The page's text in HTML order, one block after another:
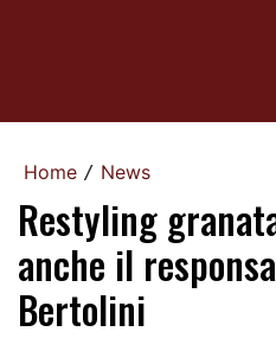
Home / News
Restyling
anche il
Bertolini